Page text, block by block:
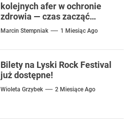
kolejnych afer w ochronie
zdrowia — czas zacząć
mówić o rozwiązaniach
Marcin Stempniak 1 Miesiąc Ago
Bilety na Lyski Rock Festival
już dostępne!
Wioleta Grzybek 2 Miesiące Ago